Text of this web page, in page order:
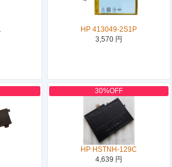
HP 413049-2S1P
3,570 円
30%OFF
HP HSTNH-129C
4,639 円